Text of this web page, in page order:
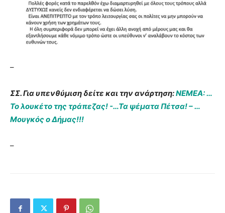
–
ΣΣ. Για υπενθύμιση δείτε και την ανάρτηση:ΝΕΜΕΑ: …
Το λουκέτο της τράπεζας! -…Τα ψέματα Πέτσα! – …
Μουγκός ο Δήμας!!!
–